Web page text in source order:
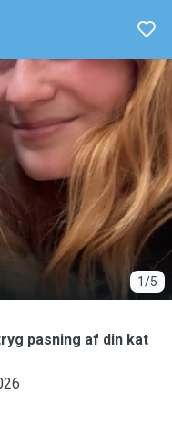
1/5
pasning af din kat